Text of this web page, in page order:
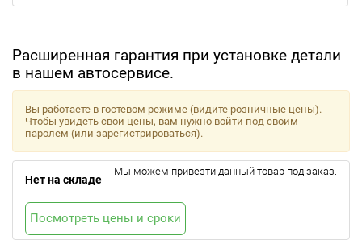
Расширенная гарантия при установке детали
в нашем автосервисе.
Вы работаете в гостевом режиме (видите розничные цены).
Чтобы увидеть свои цены, вам нужно войти под своим
паролем (или зарегистрироваться).
Нет на складе
Мы можем привезти данный товар под заказ.
Посмотреть цены и сроки